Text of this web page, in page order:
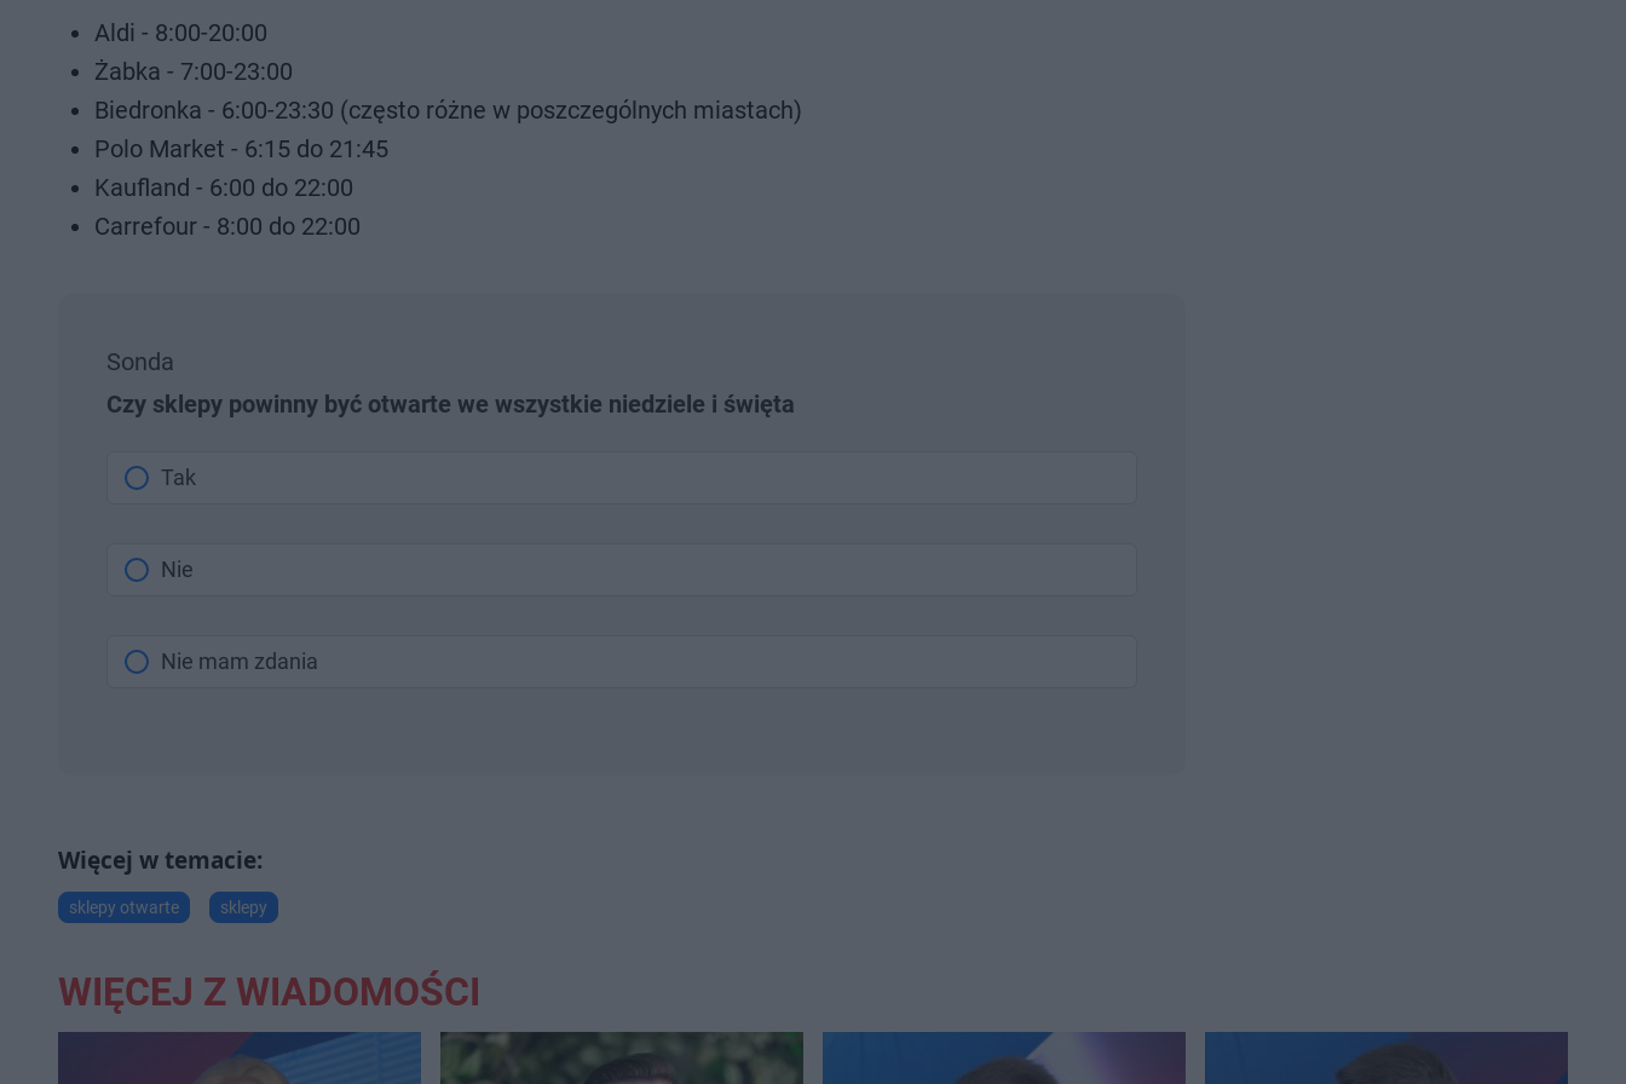
Aldi - 8:00-20:00
Żabka - 7:00-23:00
Biedronka - 6:00-23:30 (często różne w poszczególnych miastach)
Polo Market - 6:15 do 21:45
Kaufland - 6:00 do 22:00
Carrefour - 8:00 do 22:00
Sonda
Czy sklepy powinny być otwarte we wszystkie niedziele i święta
Tak
Nie
Nie mam zdania
sklepy otwarte sklepy
WIĘCEJ Z WIADOMOŚCI